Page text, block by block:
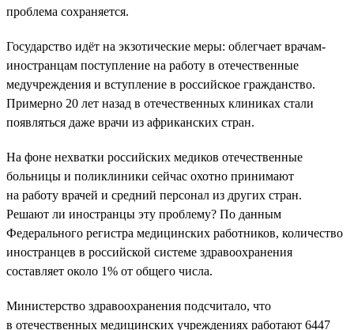
проблема сохраняется.
Государство идёт на экзотические меры: облегчает врачам-
иностранцам поступление на работу в отечественные
медучреждения и вступление в российское гражданство.
Примерно 20 лет назад в отечественных клиниках стали
появляться даже врачи из африканских стран.
На фоне нехватки российских медиков отечественные
больницы и поликлиники сейчас охотно принимают
на работу врачей и средний персонал из других стран.
Решают ли иностранцы эту проблему? По данным
Федерального регистра медицинских работников, количество
иностранцев в российской системе здравоохранения
составляет около 1% от общего числа.
Министерство здравоохранения подсчитало, что
в отечественных медицинских учреждениях работают 6447